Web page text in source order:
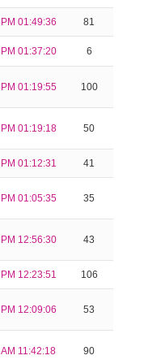
PM 01:49:36 81
PM 01:37:20 6
PM 01:19:55 100
PM 01:19:18 50
PM 01:12:31 41
PM 01:05:35 35
PM 12:56:30 43
PM 12:23:51 106
PM 12:09:06 53
AM 11:42:18 90